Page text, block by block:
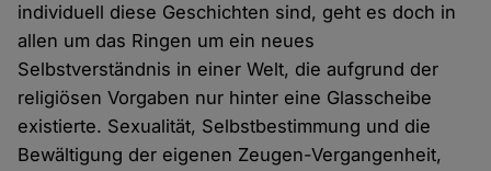
individuell diese Geschichten sind, geht es doch in
allen um das Ringen um ein neues
Selbstverständnis in einer Welt, die aufgrund der
religiösen Vorgaben nur hinter eine Glasscheibe
existierte. Sexualität, Selbstbestimmung und die
Bewältigung der eigenen Zeugen-Vergangenheit,